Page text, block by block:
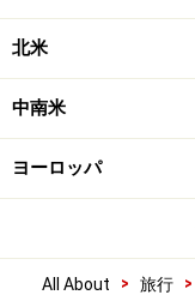
北米
中南米
ヨーロッパ
All About > 旅行 >